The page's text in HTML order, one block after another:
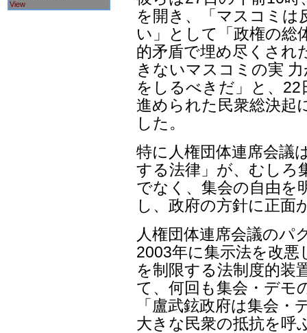
View
を開き、「マスコミは
い」として「政権の総
的矛盾で埋め尽くされ
きないマスコミの実
をしるべきだ」と、22
進められた民衆総決起
した。
特に人権団体連席会議
する法律」が、むしろ
でなく、集会の自由を
し、政府の方針に正面
人権団体連席会議のパ
2003年に集示法を改
を制限する法制度的装
て、何回も集会・デモ
「盧武鉉政府は集会
大きな民衆の抵抗を呼